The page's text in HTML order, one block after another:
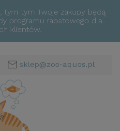
tym tym Twoje zakupy będą
programu rabatowego dla
klientów.
sklep@zoo-aquos.pl